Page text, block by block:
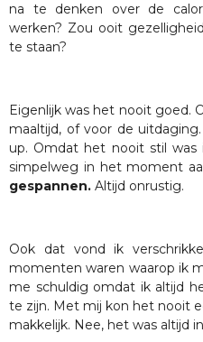
na te denken over de
werken? Zou ooit
te staan?
Eigenlijk was het nooit goed.
maaltijd, of voor de
up. Omdat het nooit stil
simpelweg in het moment
gespannen. Altijd onrustig.
Ook dat vond ik
momenten waren waarop ik
me schuldig omdat ik altijd
te zijn. Met mij kon het nooit
makkelijk. Nee, het was altijd